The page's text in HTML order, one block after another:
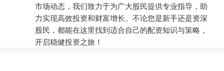
市场动态，我们致力于为广大股民提供专业指导，助
力实现高效投资和财富增长。不论您是新手还是资深
股民，都能在这里找到适合自己的配资知识与策略，
开启稳健投资之旅！